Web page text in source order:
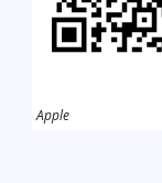
Apple